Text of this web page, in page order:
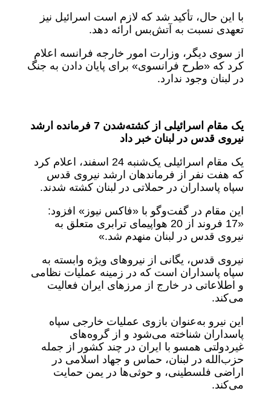
با این حال، تأکید شد که لازم است اسرائیل نیز
تعهدی نسبت به آتش‌بس ارائه دهد.
از سوی دیگر، وزارت امور خارجه فرانسه اعلام
کرد که «طرح فرانسوی» برای پایان دادن به جنگ
در لبنان وجود ندارد.
یک مقام اسرائیلی از کشته‌شدن 7 فرمانده ارشد
نیروی قدس در لبنان خبر داد
یک مقام اسرائیلی یک‌شنبه 24 اسفند، اعلام کرد
که هفت نفر از فرماندهان ارشد نیروی قدس
سپاه پاسداران در حملاتی در لبنان کشته شدند.
این مقام در گفت‌وگو با «فاکس نیوز» افزود:
«17 فروند از 20 هواپیمای ترابری متعلق به
نیروی قدس در لبنان منهدم شد.»
نیروی قدس، یگانی از نیروهای ویژه وابسته به
سپاه پاسداران است که در زمینه عملیات نظامی
و اطلاعاتی در خارج از مرزهای ایران فعالیت
می‌کند.
این نیرو به‌عنوان بازوی عملیات خارجی سپاه
پاسداران شناخته می‌شود و از گروه‌های
غیردولتی همسو با ایران در چند کشور از جمله
حزب‌الله در لبنان، حماس و جهاد اسلامی در
اراضی فلسطینی، و حوثی‌ها در یمن حمایت
می‌کند.